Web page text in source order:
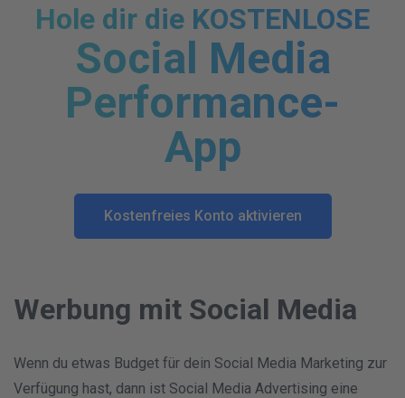
Hole dir die KOSTENLOSE
Social Media
Performance-
App
Kostenfreies Konto aktivieren
Werbung mit Social Media
Wenn du etwas Budget für dein Social Media Marketing zur
Verfügung hast, dann ist Social Media Advertising eine